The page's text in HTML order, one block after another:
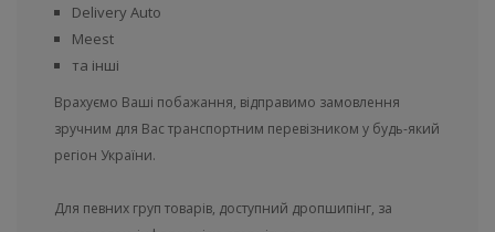
Delivery Auto
Meest
та інші
Врахуємо Ваші побажання, відправимо замовлення
зручним для Вас транспортним перевізником у будь-який
регіон України.
Для певних груп товарів, доступний дропшипінг, за